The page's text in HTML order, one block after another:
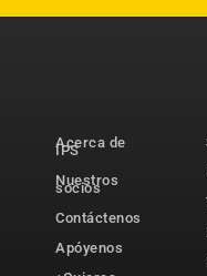
Acerca de
IPS
Nuestros
socios
Contáctenos
Apóyenos